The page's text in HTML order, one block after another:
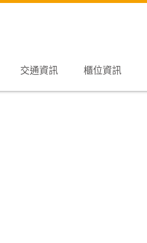
交通資訊 櫃位資訊